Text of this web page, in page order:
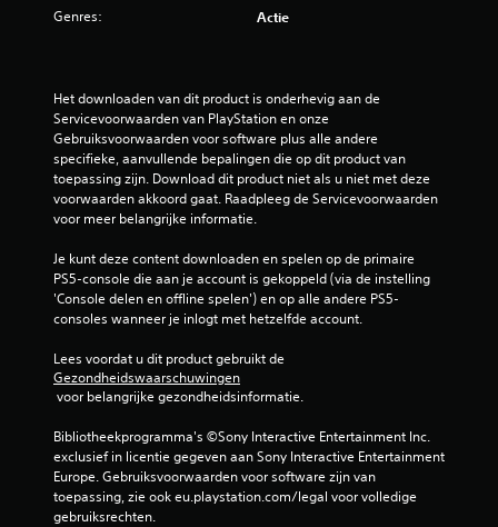
Genres: Actie
Het downloaden van dit product is onderhevig aan de
Servicevoorwaarden van PlayStation en onze
Gebruiksvoorwaarden voor software plus alle andere
specifieke, aanvullende bepalingen die op dit product van
toepassing zijn. Download dit product niet als u niet met deze
voorwaarden akkoord gaat. Raadpleeg de Servicevoorwaarden
voor meer belangrijke informatie.
Je kunt deze content downloaden en spelen op de primaire
PS5-console die aan je account is gekoppeld (via de instelling
'Console delen en offline spelen') en op alle andere PS5-
consoles wanneer je inlogt met hetzelfde account.
Lees voordat u dit product gebruikt de
Gezondheidswaarschuwingen
voor belangrijke gezondheidsinformatie.
Bibliotheekprogramma's ©Sony Interactive Entertainment Inc.
exclusief in licentie gegeven aan Sony Interactive Entertainment
Europe. Gebruiksvoorwaarden voor software zijn van
toepassing, zie ook eu.playstation.com/legal voor volledige
gebruiksrechten.